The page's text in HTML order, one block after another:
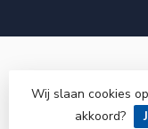
©
Wij slaan cookies
akkoord?